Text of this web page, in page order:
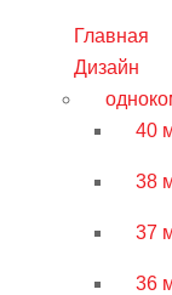
Главная
Дизайн
40
38
37
36